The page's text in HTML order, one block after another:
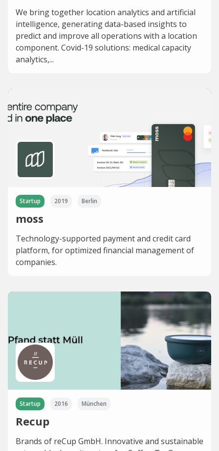
We bring together location analytics and artificial
intelligence, generating data-based insights to
predict and improve all operations with a location
component. Covid-19 solutions: medical capacity
analytics,...
Startup 2019 Berlin
moss
Technology-supported payment and credit card
platform, for optimized financial management of
companies.
Startup 2016 München
Recup
Brands of reCup GmbH. Innovative and sustainable